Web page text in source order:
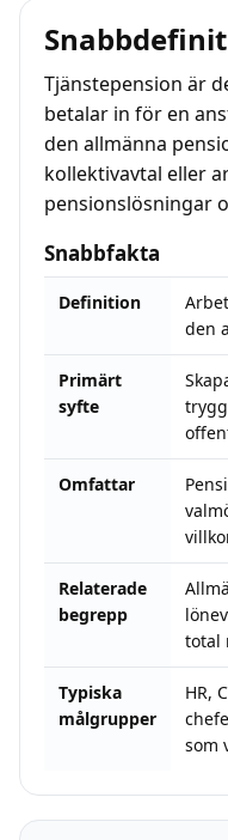
Tjänstepension är
betalar in för en
den allmänna
kollektivavtal eller
pensionslösningar
Snabbfakta
Definition
den
Primärt
syfte
Omfattar
Relaterade
begrepp
total
Typiska
målgrupper
HR,
som